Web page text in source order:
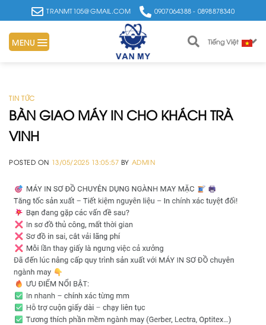
to
content
TRANMT105@GMAIL.COM 0907064388 - 0898878340
MENU Tiếng Việt
TIN TỨC
BÀN GIAO MÁY IN CHO KHÁCH TRÀ
VINH
POSTED ON 13/05/2025 13:05:57 BY ADMIN